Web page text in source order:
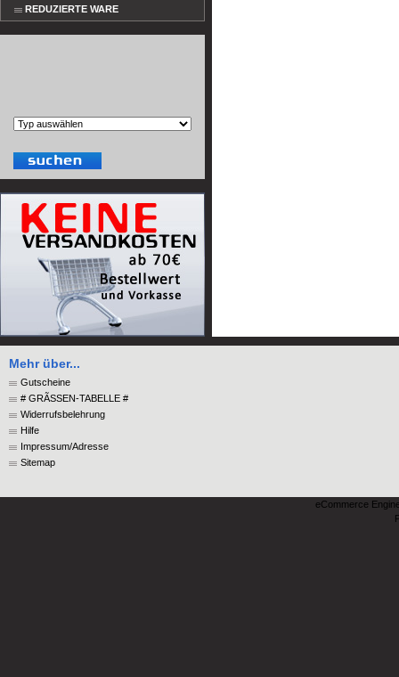
REDUZIERTE WARE
Mehr über...
Gutscheine
# GRÃSSEN-TABELLE #
Widerrufsbelehrung
Hilfe
Impressum/Adresse
Sitemap
eCommerce